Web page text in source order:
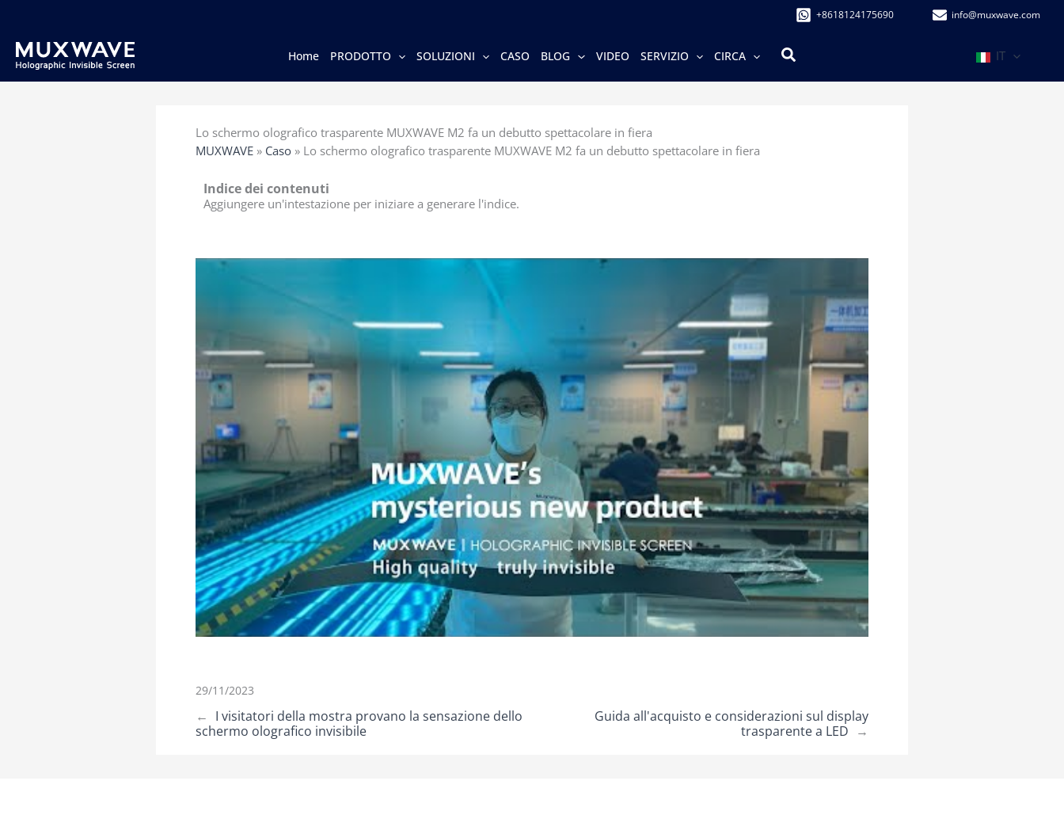
+8618124175690 info@muxwave.com
Home PRODOTTO SOLUZIONI CASO BLOG VIDEO SERVIZIO CIRCA Cerca IT
Lo schermo olografico trasparente MUXWAVE M2 fa un debutto spettacolare in fiera
MUXWAVE » Caso » Lo schermo olografico trasparente MUXWAVE M2 fa un debutto spettacolare in fiera
Indice dei contenuti
Aggiungere un'intestazione per iniziare a generare l'indice.
29/11/2023
← I visitatori della mostra provano la sensazione dello
schermo olografico invisibile
Guida all'acquisto e considerazioni sul display
trasparente a LED →